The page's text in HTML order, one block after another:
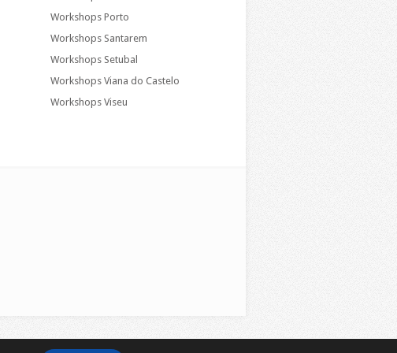
Workshops Porto
Workshops Santarem
Workshops Setubal
Workshops Viana do Castelo
Workshops Viseu